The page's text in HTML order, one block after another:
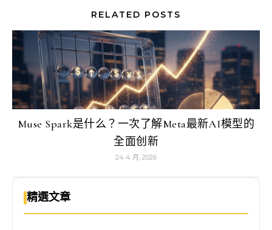
RELATED POSTS
Muse Spark是什么？一次了解Meta最新AI模型的
全面创新
24 4 月, 2026
精選文章